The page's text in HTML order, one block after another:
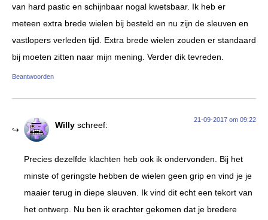
van hard pastic en schijnbaar nogal kwetsbaar. Ik heb er
meteen extra brede wielen bij besteld en nu zijn de sleuven en
vastlopers verleden tijd. Extra brede wielen zouden er standaard
bij moeten zitten naar mijn mening. Verder dik tevreden.
Beantwoorden
Willy schreef:
21-09-2017 om 09:22
Precies dezelfde klachten heb ook ik ondervonden. Bij het
minste of geringste hebben de wielen geen grip en vind je je
maaier terug in diepe sleuven. Ik vind dit echt een tekort van
het ontwerp. Nu ben ik erachter gekomen dat je bredere